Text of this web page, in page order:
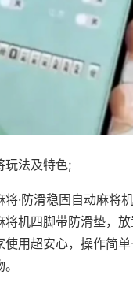
玩法及特色;
将·防滑稳固自动麻
将机四脚带防滑垫，
使用超安心，操作简